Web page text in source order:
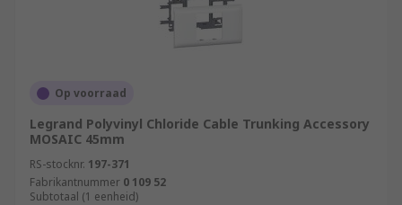
Op voorraad
Legrand Polyvinyl Chloride Cable Trunking Accessory
MOSAIC 45mm
RS-stocknr. 197-371
Fabrikantnummer 0 109 52
Subtotaal (1 eenheid)